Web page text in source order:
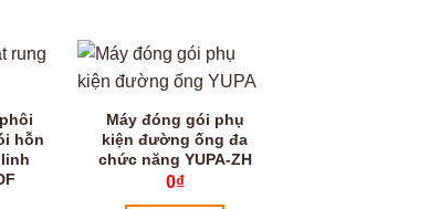
hỗn
Máy đóng gói phụ
kiện đường ống đa
chức năng YUPA-ZH
0₫